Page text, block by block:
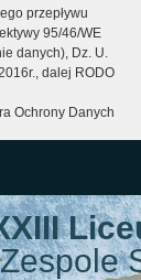
przepływu
95/46/WE
danych), Dz. U.
dalej RODO
Ochrony Danych